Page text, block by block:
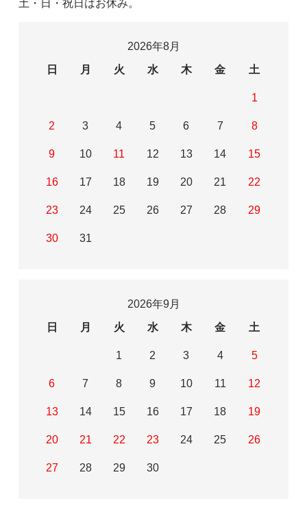
土・日・祝日はお休み。
2026年8月
日
月 火 水 木 金 土
1
2 3 4 5 6 7 8
9 10 11 12 13 14 15
16 17 18 19 20 21 22
23 24 25 26 27 28 29
30 31
2026年9月
日
月 火 水 木 金 土
1 2 3 4 5
6 7 8 9 10 11 12
13 14 15 16 17 18 19
20 21 22 23 24 25 26
27 28 29 30